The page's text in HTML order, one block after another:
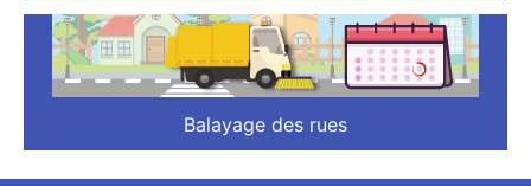
Balayage des rues